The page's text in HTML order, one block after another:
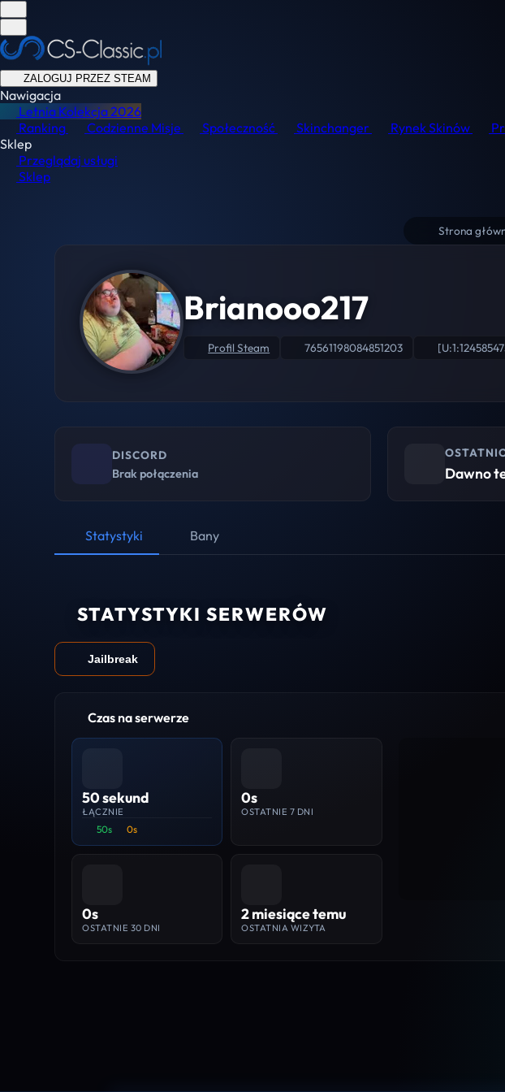
ZALOGUJ PRZEZ STEAM
Nawigacja
Letnia Kolekcja2026
Ranking
Codzienne Misje Społeczność Skinchanger Rynek Skinów
Sklep
Przeglądaj usługi
Sklep
Strona
Brianooo217
Profil Steam 76561198084851203
DISCORD
Brak połączenia
Dawno
Statystyki Bany
STATYSTYKI SERWERÓW
Jailbreak
Czas na serwerze
50 sekund
ŁĄCZNIE
50s 0s
0s
OSTATNIE 7 DNI
0s
OSTATNIE 30 DNI
2 miesiące temu
OSTATNIA WIZYTA